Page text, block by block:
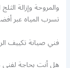
والمروحة وإزالة
تسرب المياه عبر
فني صيانة تكييف